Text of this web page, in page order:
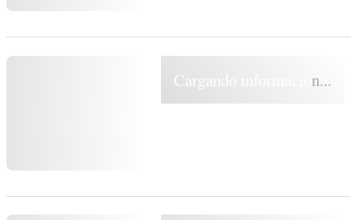
Cargando información...